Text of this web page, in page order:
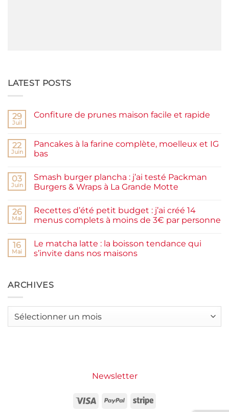
LATEST POSTS
29
Juil
Confiture de prunes maison facile et rapide
Confiture
de
prunes
et
rapide
22
Juin
Pancakes à la farine complète, moelleux et IG
bas
sur
Pancakes
à
complète,
et
03
Juin
Smash burger plancha : j’ai testé Packman
Burgers & Wraps à La Grande Motte
sur
burger
testé
Packman
Burgers &
Grande
Motte
26
Mai
Recettes d’été petit budget : j’ai créé 14
menus complets à moins de 3€ par personne
sur
Recettes
d’été
j’ai
créé
à
16
Mai
Le matcha latte : la boisson tendance qui
s’invite dans nos maisons
Le
matcha
boisson
ARCHIVES
Archives
Newsletter
Visa PayPal Stripe